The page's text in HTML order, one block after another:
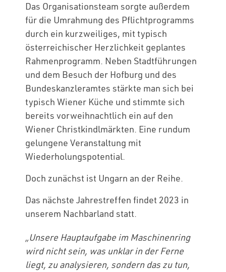
Das Organisationsteam sorgte außerdem
für die Umrahmung des Pflichtprogramms
durch ein kurzweiliges, mit typisch
österreichischer Herzlichkeit geplantes
Rahmenprogramm. Neben Stadtführungen
und dem Besuch der Hofburg und des
Bundeskanzleramtes stärkte man sich bei
typisch Wiener Küche und stimmte sich
bereits vorweihnachtlich ein auf den
Wiener Christkindlmärkten. Eine rundum
gelungene Veranstaltung mit
Wiederholungspotential.
Doch zunächst ist Ungarn an der Reihe.
Das nächste Jahrestreffen findet 2023 in
unserem Nachbarland statt.
„Unsere Hauptaufgabe im Maschinenring
wird nicht sein, was unklar in der Ferne
liegt, zu analysieren, sondern das zu tun,